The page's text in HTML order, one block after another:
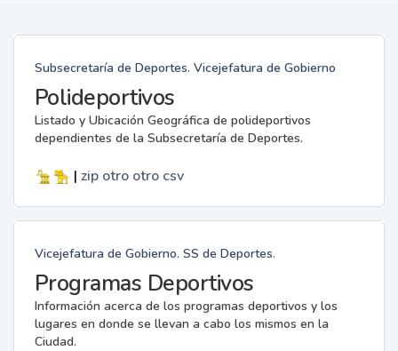
Subsecretaría de Deportes. Vicejefatura de Gobierno
Polideportivos
Listado y Ubicación Geográfica de polideportivos
dependientes de la Subsecretaría de Deportes.
| zip otro otro csv
Vicejefatura de Gobierno. SS de Deportes.
Programas Deportivos
Información acerca de los programas deportivos y los
lugares en donde se llevan a cabo los mismos en la
Ciudad.